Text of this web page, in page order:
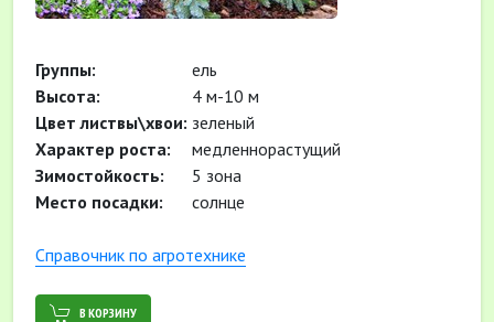
Группы:
ель
Высота:
4 м-10 м
Цвет листвы\хвои: зеленый
Характер роста:
медленнорастущий
Зимостойкость:
5 зона
Место посадки:
солнце
Cправочник по агротехнике
В КОРЗИНУ